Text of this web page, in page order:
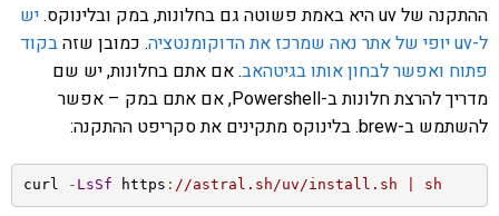
ההתקנה של uv היא באמת פשוטה גם בחלונות, במק ובלינוקס.
יש
ל-uv יופי של אתר נאה שמרכז את הדוקומנטציה
. כמובן שזהבקוד
פתוח ואפשר לבחון אותו בגיטהאב. אם אתם בחלונות, יש שם
מדריך להרצת חלונות ב-Powershell, אם אתם במק – אפשר
להשתמש ב-brew. בלינוקס מתקינים את סקריפט ההתקנה:
curl - LsSf https : //astral.sh/uv/install.sh | sh